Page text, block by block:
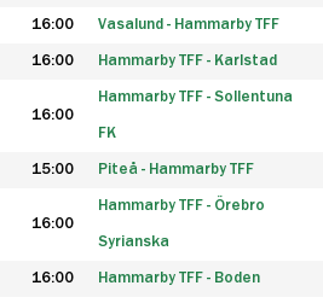
16:00 Vasalund - Hammarby TFF
16:00 Hammarby TFF - Karlstad
16:00
Hammarby TFF - Sollentuna
FK
15:00 Piteå - Hammarby TFF
16:00
Hammarby TFF - Örebro
Syrianska
16:00 Hammarby TFF - Boden